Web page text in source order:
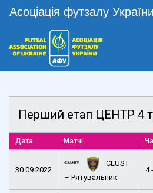
Перший етап ЦЕНТР 4
Дата Матчі
30.09.2022
CLUST
– Рятувальник
4
Асоціація футзалу України